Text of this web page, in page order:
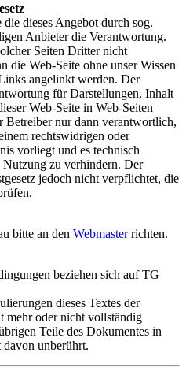
dieses Angebot durch sog.
Anbieter die Verantwortung.
Seiten Dritter nicht
die Web-Seite ohne unser Wissen
angelinkt werden. Der
für Darstellungen, Inhalt
Web-Seite in Web-Seiten
Betreiber nur dann verantwortlich,
rechtswidrigen oder
vorliegt und es technisch
zu verhindern. Der
jedoch nicht verpflichtet, die
bitte an den Webmasterrichten.
beziehen sich auf TG
dieses Textes der
mehr oder nicht vollständig
Teile des Dokumentes in
unberührt.